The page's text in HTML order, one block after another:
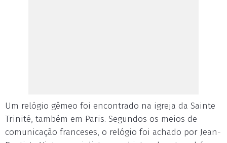
Um relógio gêmeo foi encontrado na igreja da Sainte
Trinité, também em Paris. Segundos os meios de
comunicação franceses, o relógio foi achado por Jean-